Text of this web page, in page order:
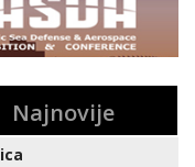
Najnovije